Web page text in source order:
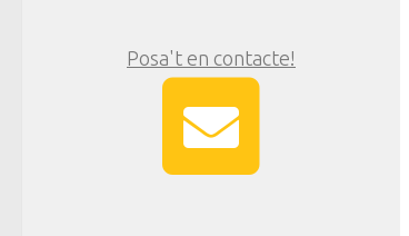
Posa't en contacte!